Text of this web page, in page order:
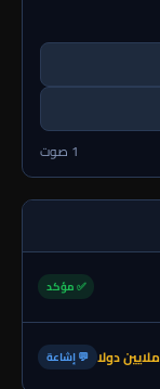
1 صوت
✅ مؤكد
💬 إشاعة